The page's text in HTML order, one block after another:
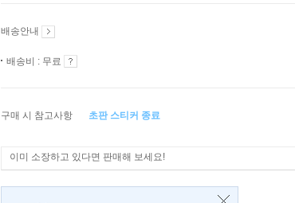
배송안내
배송비 : 무료
구매 시 참고사항 초판 스티커 종료
이미 소장하고 있다면 판매해 보세요!